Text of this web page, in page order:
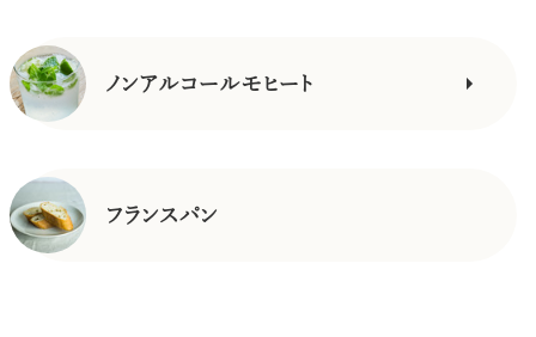
ノンアルコールモヒート
フランスパン